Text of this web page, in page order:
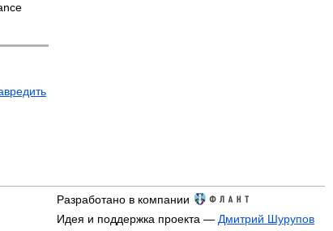
Разработано в компании
Идея и поддержка проекта — Дмитрий Шурупов